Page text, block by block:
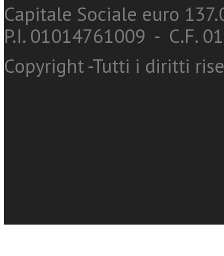
Capitale Sociale euro
P.I. 01014761009 - C.F.
Copyright -Tutti i diritti